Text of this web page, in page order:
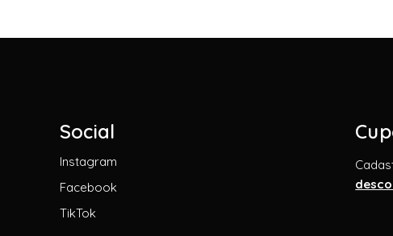
Social
Instagram
Facebook
TikTok